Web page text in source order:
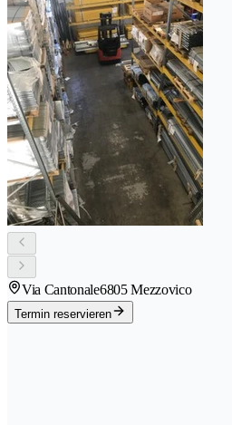
Via Cantonale6805 Mezzovico
Termin reservieren